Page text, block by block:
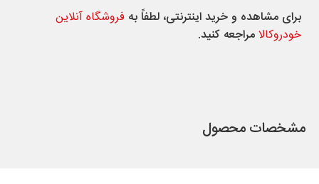
برای مشاهده و خرید اینترنتی، لطفاً به فروشگاه آنلاین
خودروکالا مراجعه کنید.
مشخصات محصول